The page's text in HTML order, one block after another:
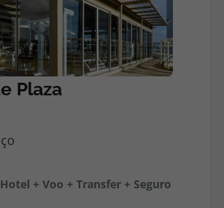
Hotel + Voo + Transfer + Seguro